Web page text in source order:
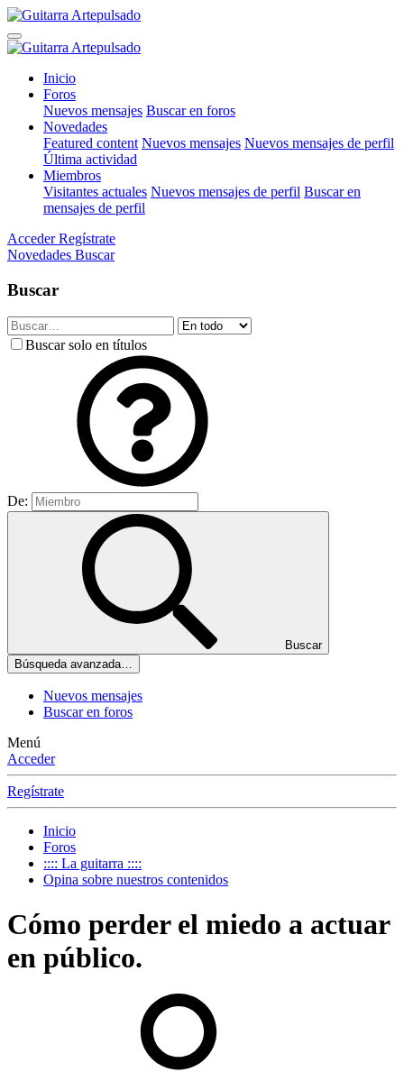
Inicio
Foros
Nuevos mensajes Buscar en foros
Novedades
Featured content Nuevos mensajes Nuevos mensajes de perfil
Última actividad
Miembros
Visitantes actuales Nuevos mensajes de perfil Buscar en
mensajes de perfil
Acceder Regístrate
Novedades Buscar
Buscar
Buscar solo en títulos
De:
Buscar
Búsqueda avanzada…
Nuevos mensajes
Buscar en foros
Menú
Acceder
Regístrate
Inicio
Foros
:::: La guitarra ::::
Opina sobre nuestros contenidos
Cómo perder el miedo a actuar
en público.